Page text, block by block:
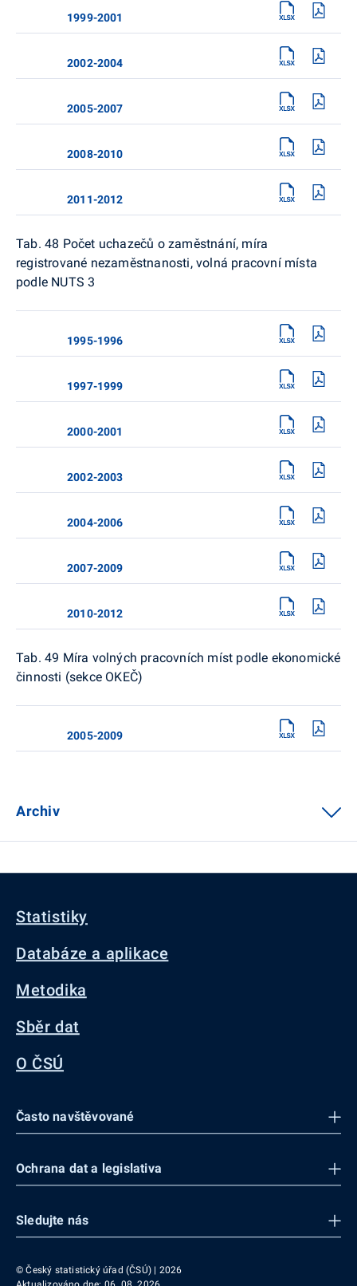
1999-2001
2002-2004
2005-2007
2008-2010
2011-2012
Tab. 48 Počet uchazečů o zaměstnání, míra
registrované nezaměstnanosti, volná pracovní místa
podle NUTS 3
1995-1996
1997-1999
2000-2001
2002-2003
2004-2006
2007-2009
2010-2012
Tab. 49 Míra volných pracovních míst podle ekonomické
činnosti (sekce OKEČ)
2005-2009
Archiv
Statistiky
Databáze a aplikace
Metodika
Sběr dat
O ČSÚ
Často navštěvované
Ochrana dat a legislativa
Sledujte nás
© Český statistický úřad (ČSÚ) | 2026